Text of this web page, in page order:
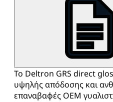
Το Deltron GRS direct
υψηλής απόδοσης και
επαναβαφές OEM